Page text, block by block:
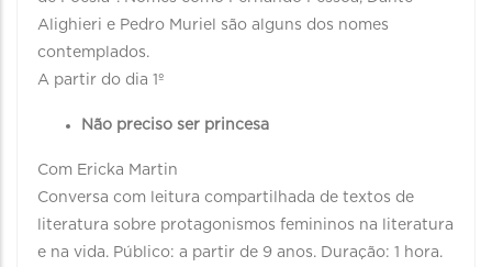
Alighieri e Pedro Muriel são alguns dos nomes
contemplados.
A partir do dia 1º
Não preciso ser princesa
Com Ericka Martin
Conversa com leitura compartilhada de textos de
literatura sobre protagonismos femininos na literatura
e na vida. Público: a partir de 9 anos. Duração: 1 hora.